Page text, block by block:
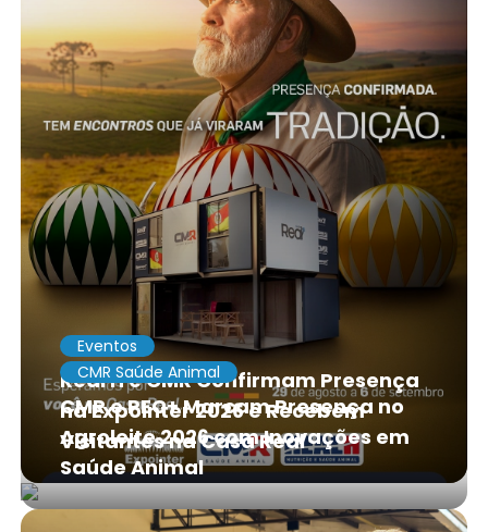
Eventos
Real H e CMR Confirmam Presença
na Expointer 2026 e Recebem
Visitantes na Casa Real
CMR Saúde Animal
CMR e PEC+ Marcam Presença no
Agroleite 2026 com Inovações em
Saúde Animal